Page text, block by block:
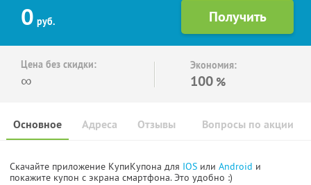
0 руб.
Цена без скидки:
∞
Экономия:
100 %
Основное Отзывы Вопросы по акции
Адреса
Скачайте приложение КупиКупона для IOS или Android и
покажите купон с экрана смартфона. Это удобно :)